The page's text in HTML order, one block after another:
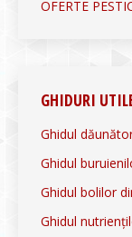
OFERTE
GHIDURI
Ghidul
Ghidul
Ghidul bolilor
Ghidul